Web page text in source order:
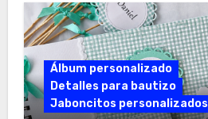
Álbum personalizado
Detalles para bautizo
Jaboncitos personalizados